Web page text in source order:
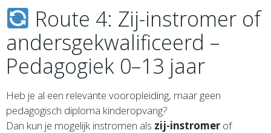
Route 4: Zij-instromer of
andersgekwalificeerd –
Pedagogiek 0–13 jaar
Heb je al een relevante vooropleiding, maar geen
pedagogisch diploma kinderopvang?
Dan kun je mogelijk instromen als zij-instromer of